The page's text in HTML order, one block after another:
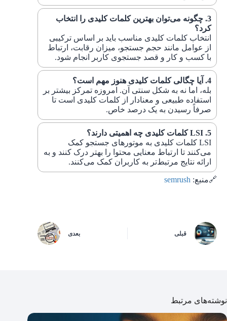
چگونه می‌توان بهترین کلمات کلیدی را انتخاب
کرد؟
انتخاب کلمات کلیدی مناسب باید بر اساس ترکیبی
از عوامل مانند حجم جستجو، میزان رقابت، ارتباط
با کسب و کار و قصد جستجوی کاربر انجام شود.
آیا چگالی کلمات کلیدی هنوز مهم است؟
بله، اما نه به شکل سنتی آن. امروزه تمرکز بیشتر بر
استفاده طبیعی و معنادار از کلمات کلیدی است تا
صرفاً رسیدن به یک درصد خاص.
LSI کلمات کلیدی چه اهمیتی دارند؟
LSI کلمات کلیدی به موتورهای جستجو کمک
می‌کنند تا ارتباط معنایی محتوا را بهتر درک کنند و به
ارائه نتایج مرتبط‌تر به کاربران کمک می‌کنند.
🔗منبع: semrush
قبلی بعدی
نوشته‌های مرتبط